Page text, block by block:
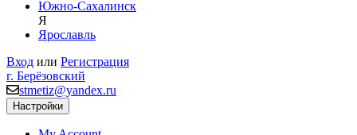
Южно-Сахалинск
Я
Ярославль
Вход или Регистрация
г. Берёзовский
stmetiz@yandex.ru
Настройки